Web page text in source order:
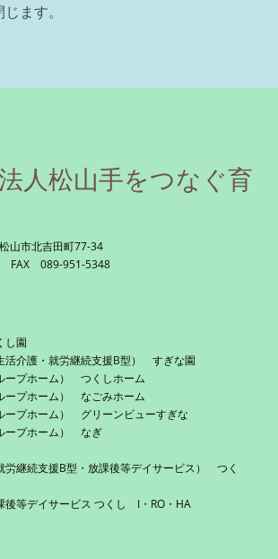
ます。
人松山手をつなぐ育
山市北吉田町77-34
FAX 089-951-5348
し園
活介護・就労継続支援B型） すぎな園
ープホーム） つくしホーム
ープホーム） なごみホーム
ープホーム） グリーンビューすぎな
ープホーム） なぎ
労継続支援B型・放課後等デイサービス） つく
後等デイサービス つくし I・RO・HA